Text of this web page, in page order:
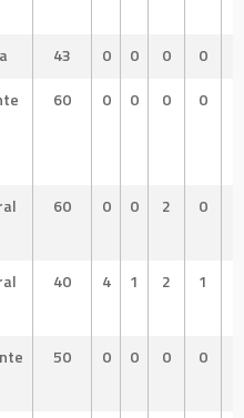
43 0 0 0 0
60 0 0 0 0
60 0 0 2 0
40 4 1 2 1
50 0 0 0 0